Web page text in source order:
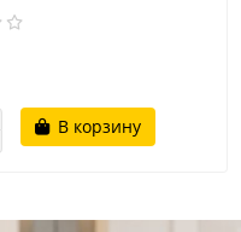
В корзину